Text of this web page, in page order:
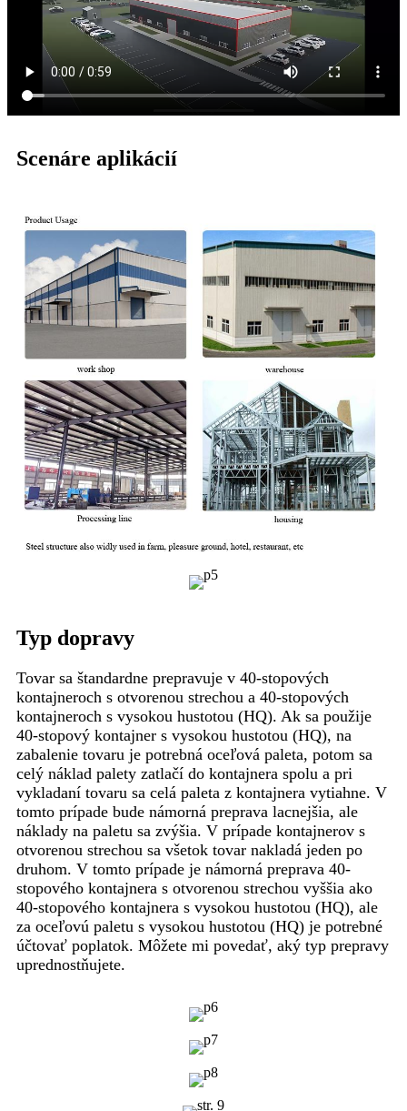
Scenáre aplikácií
Typ dopravy
Tovar sa štandardne prepravuje v 40-stopových
kontajneroch s otvorenou strechou a 40-stopových
kontajneroch s vysokou hustotou (HQ). Ak sa použije
40-stopový kontajner s vysokou hustotou (HQ), na
zabalenie tovaru je potrebná oceľová paleta, potom sa
celý náklad palety zatlačí do kontajnera spolu a pri
vykladaní tovaru sa celá paleta z kontajnera vytiahne. V
tomto prípade bude námorná preprava lacnejšia, ale
náklady na paletu sa zvýšia. V prípade kontajnerov s
otvorenou strechou sa všetok tovar nakladá jeden po
druhom. V tomto prípade je námorná preprava 40-
stopového kontajnera s otvorenou strechou vyššia ako
40-stopového kontajnera s vysokou hustotou (HQ), ale
za oceľovú paletu s vysokou hustotou (HQ) je potrebné
účtovať poplatok. Môžete mi povedať, aký typ prepravy
uprednostňujete.